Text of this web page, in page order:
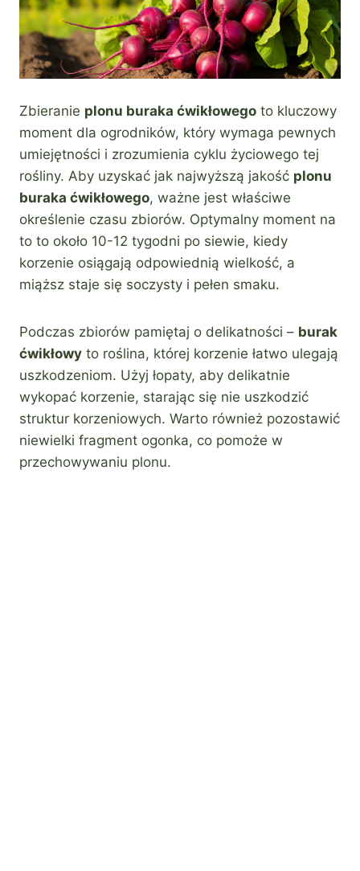
Zbieranie plonu buraka ćwikłowego to kluczowy
moment dla ogrodników, który wymaga pewnych
umiejętności i zrozumienia cyklu życiowego tej
rośliny. Aby uzyskać jak najwyższą jakość plonu
buraka ćwikłowego, ważne jest właściwe
określenie czasu zbiorów. Optymalny moment na
to to około 10-12 tygodni po siewie, kiedy
korzenie osiągają odpowiednią wielkość, a
miąższ staje się soczysty i pełen smaku.
Podczas zbiorów pamiętaj o delikatności – burak
ćwikłowy to roślina, której korzenie łatwo ulegają
uszkodzeniom. Użyj łopaty, aby delikatnie
wykopać korzenie, starając się nie uszkodzić
struktur korzeniowych. Warto również pozostawić
niewielki fragment ogonka, co pomoże w
przechowywaniu plonu.